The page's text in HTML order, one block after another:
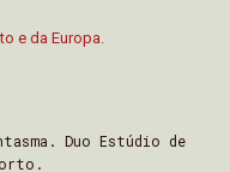
e da Europa.
Duo Estúdio de